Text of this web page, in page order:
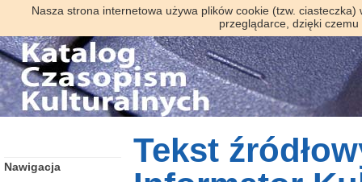
Nasza strona internetowa używa plików cookie (tzw.
przeglądarce, dzięki
Tekst
Nawigacja